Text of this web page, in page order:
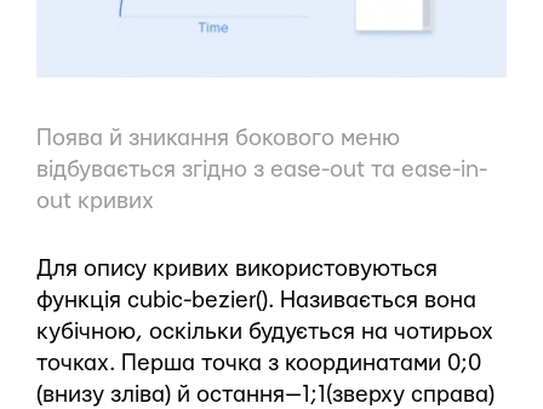
Поява й зникання бокового меню
відбувається згідно з ease-out та ease-in-
out кривих
Для опису кривих використовуються
функція cubic-bezier(). Називається вона
кубічною, оскільки будується на чотирьох
точках. Перша точка з координатами 0;0
(внизу зліва) й остання — 1;1(зверху справа)